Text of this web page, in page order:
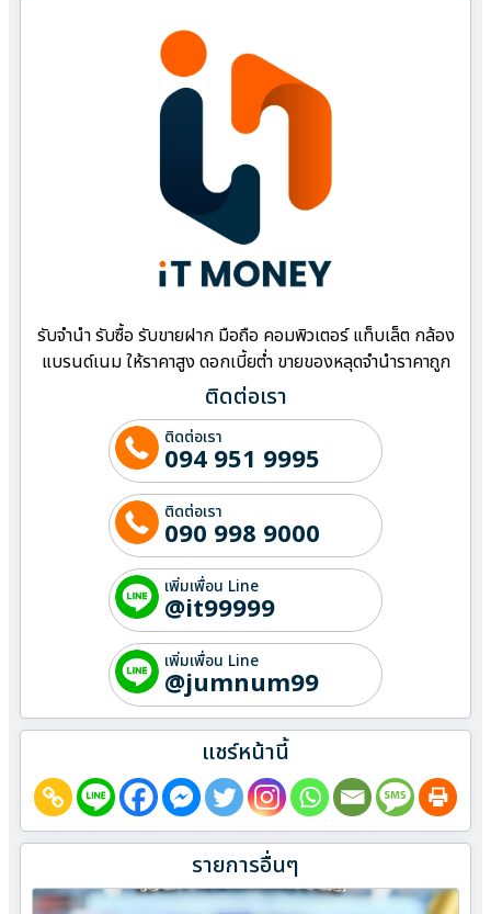
รับจำนำ รับซื้อ รับขายฝาก มือถือ คอมพิวเตอร์ แท็บเล็ต กล้อง
แบรนด์เนม ให้ราคาสูง ดอกเบี้ยต่ำ ขายของหลุดจำนำราคาถูก
ติดต่อเรา
ติดต่อเรา
094 951 9995
ติดต่อเรา
090 998 9000
เพิ่มเพื่อน Line
@it99999
เพิ่มเพื่อน Line
@jumnum99
แชร์หน้านี้
รายการอื่นๆ